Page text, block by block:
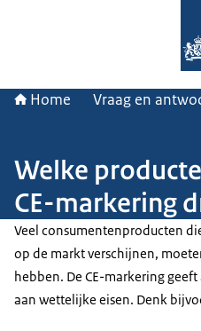
Home Vraag en
Welke
CE-markering
Veel consumentenproducten
op de markt verschijnen,
hebben. De CE-markering
aan wettelijke eisen. Denk